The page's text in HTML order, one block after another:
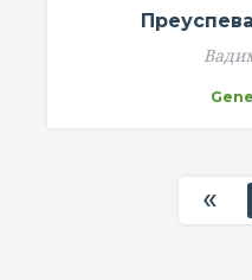
«